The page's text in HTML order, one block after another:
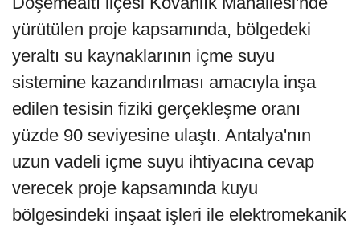
yürütülen proje kapsamında, bölgedeki
yeraltı su kaynaklarının içme suyu
sistemine kazandırılması amacıyla inşa
edilen tesisin fiziki gerçekleşme oranı
yüzde 90 seviyesine ulaştı. Antalya'nın
uzun vadeli içme suyu ihtiyacına cevap
verecek proje kapsamında kuyu
bölgesindeki inşaat işleri ile elektromekanik